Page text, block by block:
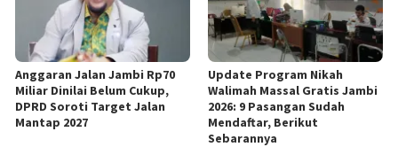
Anggaran Jalan Jambi Rp70
Miliar Dinilai Belum Cukup,
DPRD Soroti Target Jalan
Mantap 2027
Update Program Nikah
Walimah Massal Gratis Jambi
2026: 9 Pasangan Sudah
Mendaftar, Berikut
Sebarannya